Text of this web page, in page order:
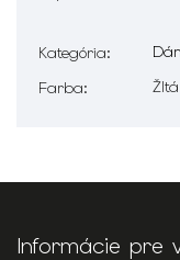
Kategória:
Farba: Žltá
Informácie pre